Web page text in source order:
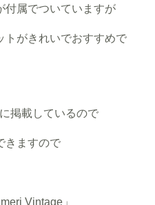
付属でついていますが
トがきれいでおすすめで
掲載しているので
きますので
Vintage」